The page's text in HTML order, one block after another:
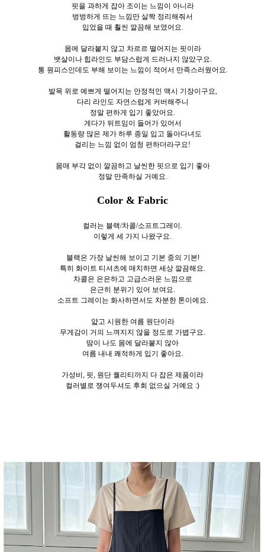
핏을 과하게 잡아 조이는 느낌이 아니라
벙벙하게 뜨는 느낌만 살짝 정리해줘서
입었을 때 훨씬 깔끔해 보였어요.
몸에 달라붙지 않고 차르르 떨어지는 핏이라
뱃살이나 힙라인도 부담스럽게 드러나지 않았구요.
통 원피스인데도 부해 보이는 느낌이 적어서 만족스러웠어요.
발목 위로 예쁘게 떨어지는 안정적인 맥시 기장이구요,
다리 라인도 자연스럽게 커버해주니
정말 편하게 입기 좋았어요.
게다가 뒤트임이 들어가 있어서
활동량 많은 제가 하루 종일 입고 돌아다녀도
걸리는 느낌 없이 엄청 편하더라구요!
몸매 부각 없이 깔끔하고 날씬한 핏으로 입기 좋아
정말 만족하실 거예요.
Color & Fabric
컬러는 블랙/차콜/소프트그레이.
이렇게 세 가지 나왔구요.
블랙은 가장 날씬해 보이고 기본 중의 기본!
특히 화이트 티셔츠에 매치하면 세상 깔끔해요.
차콜은 은은하고 고급스러운 느낌으로
은근히 분위기 있어 보여요.
소프트 그레이는 화사하면서도 차분한 톤이에요.
얇고 시원한 여름 원단이라
무게감이 거의 느껴지지 않을 정도로 가볍구요.
땀이 나도 몸에 달라붙지 않아
여름 내내 쾌적하게 입기 좋아요.
가성비, 핏, 원단 퀄리티까지 다 잡은 제품이라
컬러별로 쟁여두셔도 후회 없으실 거예요 :)